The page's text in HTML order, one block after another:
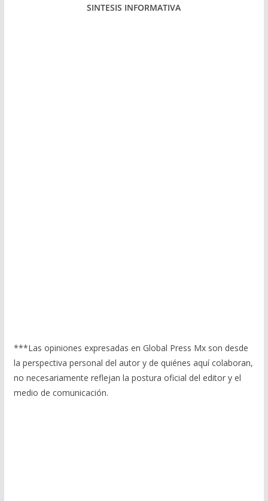
SINTESIS INFORMATIVA
***Las opiniones expresadas en Global Press Mx son desde
la perspectiva personal del autor y de quiénes aquí colaboran,
no necesariamente reflejan la postura oficial del editor y el
medio de comunicación.